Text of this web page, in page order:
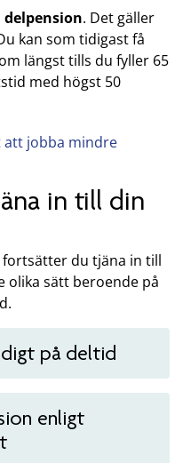
delpension. Det gäller
kan som tidigast få
längst tills du fyller 65
med högst 50
att jobba mindre
in till din
du tjäna in till
olika sätt beroende på
på deltid
enligt